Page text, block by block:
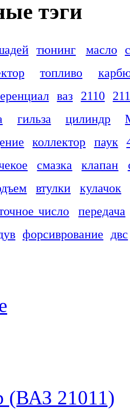
тэги
тюнинг масло
топливо
ваз 2110
гильза цилиндр
коллектор паук
смазка клапан
втулки
кулачок
число
передача
форсиврование двс
(ВАЗ 21011)